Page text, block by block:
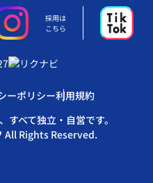
採用は
こちら
ーポリシー利用規約
べて独立・自営です。
All Rights Reserved.